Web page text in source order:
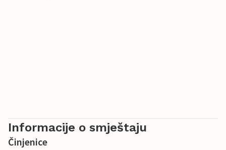
Informacije o smještaju
Činjenice